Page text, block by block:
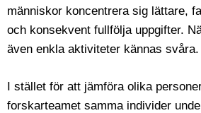
människor koncentrera sig lättare,
och konsekvent fullfölja uppgifter.
även enkla aktiviteter kännas svåra.
I stället för att jämföra olika
forskarteamet samma individer